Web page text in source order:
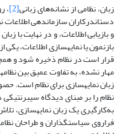
زبان، نظامی از نشانه‌های زبانی[2]
دست­اندرکاران سازماندهی اطلاعات
بازنمون یا نمایه­سازی اطلاعات، یکی
قرار است در نظام ذخیره شود و
مهار نشده، به تفاوت­ عمیق بین
زبان نمایه­سازی برای نظام است.
نظام را بر مبنای دیدگاه
به‌کارگیری یک زبان نمایه­سازی،
فراروی سیاستگذاران و طراحان